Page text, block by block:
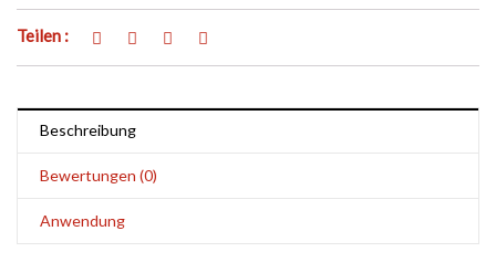
Teilen :
Beschreibung
Bewertungen (0)
Anwendung